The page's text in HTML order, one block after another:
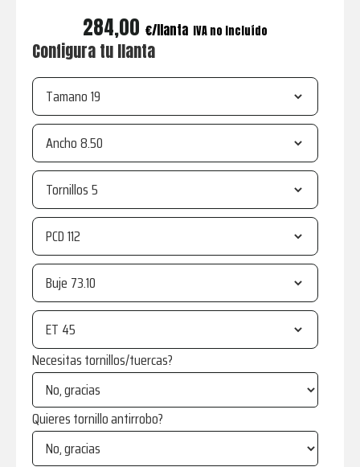
284,00 € IVA no incluído
Configura tu llanta
Tamano
Ancho
Tornillos
PCD
Buje
ET
Necesitas tornillos/tuercas?
Quieres tornillo antirrobo?